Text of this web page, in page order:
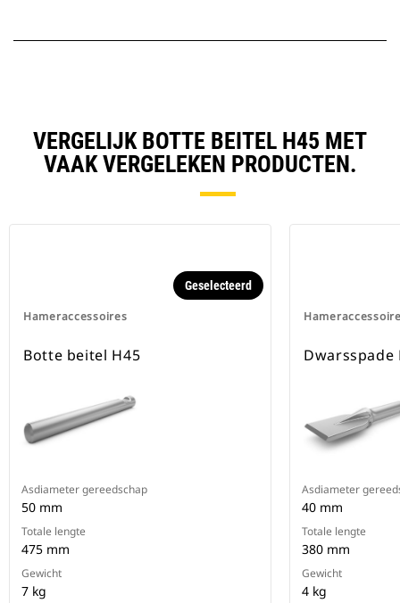
VERGELIJK BOTTE BEITEL H45 MET
VAAK VERGELEKEN PRODUCTEN.
Hameraccessoires
Geselecteerd
Botte beitel H45
Asdiameter gereedschap
50 mm
Totale lengte
475 mm
Gewicht
7 kg
Dwarsspade
Asdiameter
40 mm
Totale lengte
380 mm
Gewicht
4 kg